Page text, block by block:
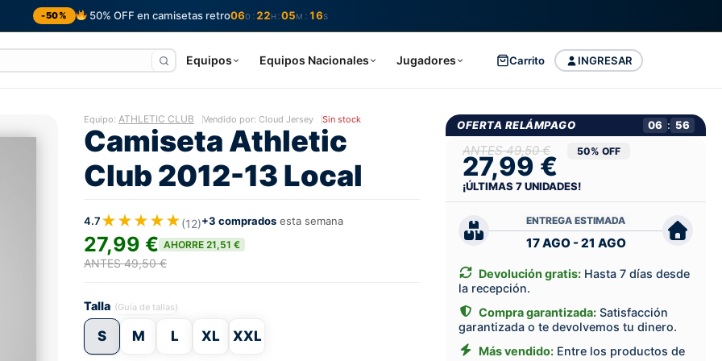
-50% 50% OFF en camisetas retro06D : 22H :05M : 15S
Equipos Equipos Nacionales Jugadores INGRESAR
Carrito
Equipo: ATHLETIC CLUB Vendido por: Cloud Jersey Sin stock
Camiseta Athletic
Club 2012-13 Local
4.7★★★★★(12)+3 comprados esta semana
27,99 € AHORRE 21,51 €
ANTES 49,50 €
Talla (Guía de tallas)
S M L XL XXL
OFERTA RELÁMPAGO 06 : 55
49,50 €
27,99 € 50% OFF
¡ÚLTIMAS7UNIDADES!
ENTREGA ESTIMADA
17 AGO - 21 AGO
Devolución gratis: Hasta 7 días desde
la recepción.
Compra garantizada: Satisfacción
garantizada o te devolvemos tu dinero.
Más vendido: Entre los productos de